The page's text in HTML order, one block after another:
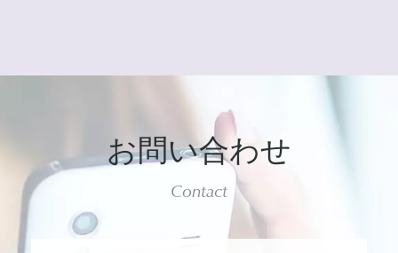
お問い合わせ
Contact